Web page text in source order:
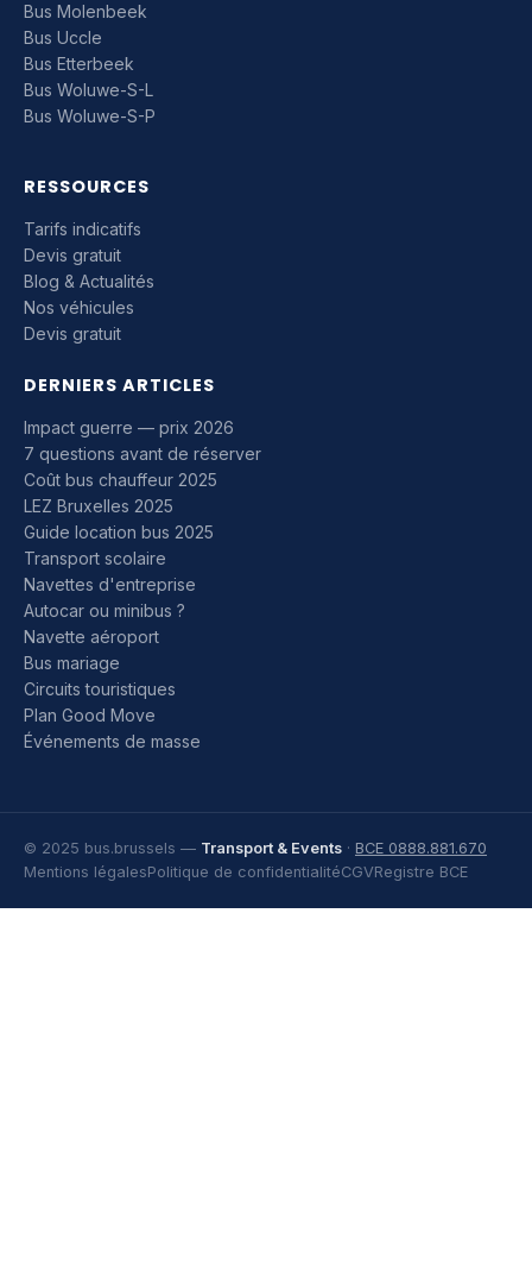
Bus Molenbeek
Bus Uccle
Bus Etterbeek
Bus Woluwe-S-L
Bus Woluwe-S-P
RESSOURCES
Tarifs indicatifs
Devis gratuit
Blog & Actualités
Nos véhicules
Devis gratuit
DERNIERS ARTICLES
Impact guerre — prix 2026
7 questions avant de réserver
Coût bus chauffeur 2025
LEZ Bruxelles 2025
Guide location bus 2025
Transport scolaire
Navettes d'entreprise
Autocar ou minibus ?
Navette aéroport
Bus mariage
Circuits touristiques
Plan Good Move
Événements de masse
© 2025 bus.brussels — Transport & Events · BCE 0888.881.670
Mentions légalesPolitique de confidentialitéCGVRegistre BCE